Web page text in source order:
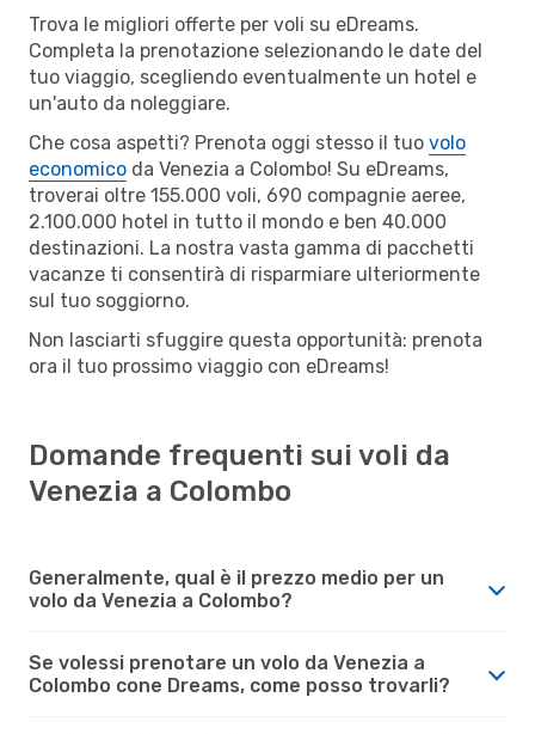
Trova le migliori offerte per voli su eDreams.
Completa la prenotazione selezionando le date del
tuo viaggio, scegliendo eventualmente un hotel e
un'auto da noleggiare.
Che cosa aspetti? Prenota oggi stesso il tuo volo
economico da Venezia a Colombo! Su eDreams,
troverai oltre 155.000 voli, 690 compagnie aeree,
2.100.000 hotel in tutto il mondo e ben 40.000
destinazioni. La nostra vasta gamma di pacchetti
vacanze ti consentirà di risparmiare ulteriormente
sul tuo soggiorno.
Non lasciarti sfuggire questa opportunità: prenota
ora il tuo prossimo viaggio con eDreams!
Domande frequenti sui voli da
Venezia a Colombo
Generalmente, qual è il prezzo medio per un
volo da Venezia a Colombo?
Se volessi prenotare un volo da Venezia a
Colombo cone Dreams, come posso trovarli?